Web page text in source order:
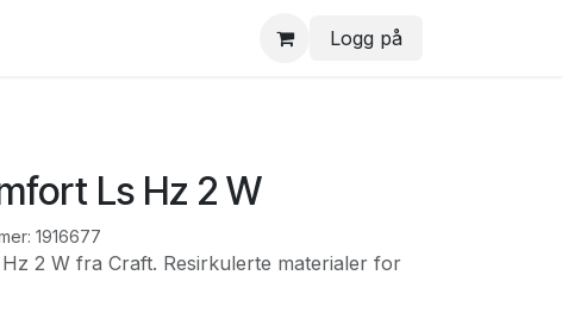
Logg på
Ls Hz 2 W
1916677
2 W fra Craft. Resirkulerte materialer for